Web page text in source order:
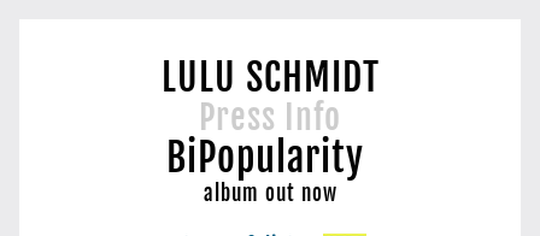
LULU SCHMIDT
Press Info
BiPopularity
album out now